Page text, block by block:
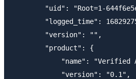
"uid": "Root=1-
"logged_time":
        "version": "",
        "product": {
"name": "Verified
            "version": "0.1",